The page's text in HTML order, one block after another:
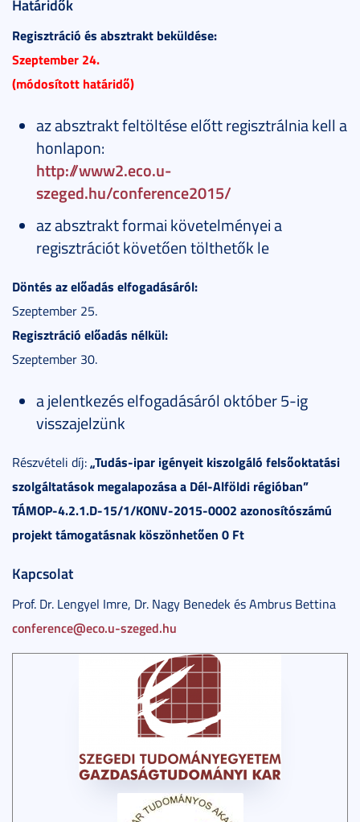
Határidők
Regisztráció és absztrakt beküldése:
Szeptember 24.
(módosított határidő)
az absztrakt feltöltése előtt regisztrálnia kell a
honlapon:
http://www2.eco.u-
szeged.hu/conference2015/
az absztrakt formai követelményei a
regisztrációt követően tölthetők le
Döntés az előadás elfogadásáról:
Szeptember 25.
Regisztráció előadás nélkül:
Szeptember 30.
a jelentkezés elfogadásáról október 5-ig
visszajelzünk
Részvételi díj:„Tudás-ipar igényeit kiszolgáló felsőoktatási
szolgáltatások megalapozása a Dél-Alföldi régióban”
TÁMOP-4.2.1.D-15/1/KONV-2015-0002 azonosítószámú
projekt támogatásnak köszönhetően 0 Ft
Kapcsolat
Prof. Dr. Lengyel Imre, Dr. Nagy Benedek és Ambrus Bettina
conference@eco.u-szeged.hu